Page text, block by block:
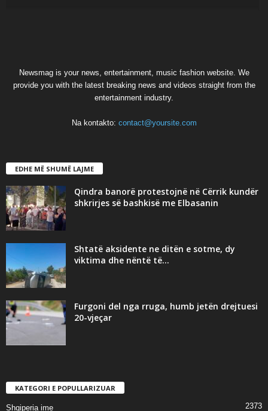
Newsmag is your news, entertainment, music fashion website. We
provide you with the latest breaking news and videos straight from the
entertainment industry.
Na kontakto: contact@yoursite.com
EDHE MË SHUMË LAJME
Qindra banorë protestojnë në Cërrik kundër
shkrirjes së bashkisë me Elbasanin
Shtatë aksidente ne ditën e sotme, dy
viktima dhe nëntë të...
Furgoni del nga rruga, humb jetën drejtuesi
20-vjeçar
KATEGORI E POPULLARIZUAR
Shqiperia ime 2373